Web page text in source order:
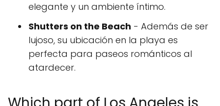
elegante y un ambiente íntimo.
Shutters on the Beach - Además de ser
lujoso, su ubicación en la playa es
perfecta para paseos románticos al
atardecer.